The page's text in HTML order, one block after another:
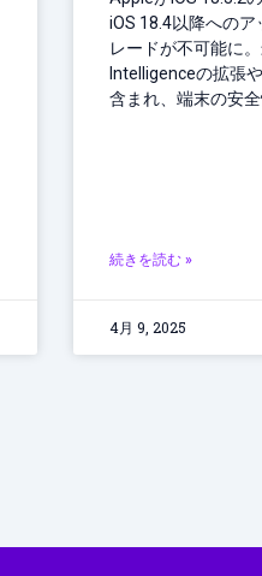
iOS 18.4以降への
レードが不可能に
Intelligenceの拡張
含まれ、端末の安
続きを読む »
4月 9, 2025